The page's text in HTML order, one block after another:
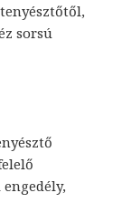
sorsú